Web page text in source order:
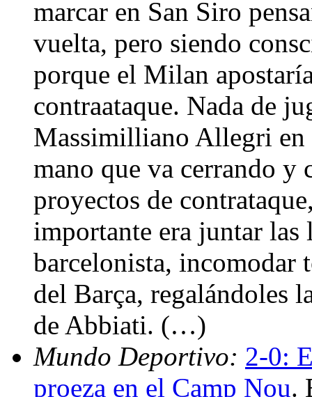
marcar en San Siro
vuelta, pero siendo
porque el Milan
contraataque. Nada de
Massimilliano Allegri en
mano que va cerrando y
proyectos de
importante era juntar
barcelonista, incomodar
del Barça, regalándoles
de Abbiati. (…)
Mundo Deportivo: 2-0:
proeza en el Camp Nou.